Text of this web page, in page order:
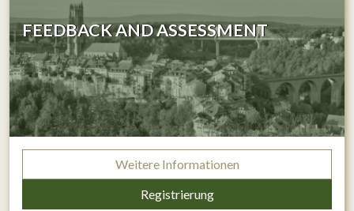
FEEDBACK AND ASSESSMENT
Weitere Informationen
Registrierung